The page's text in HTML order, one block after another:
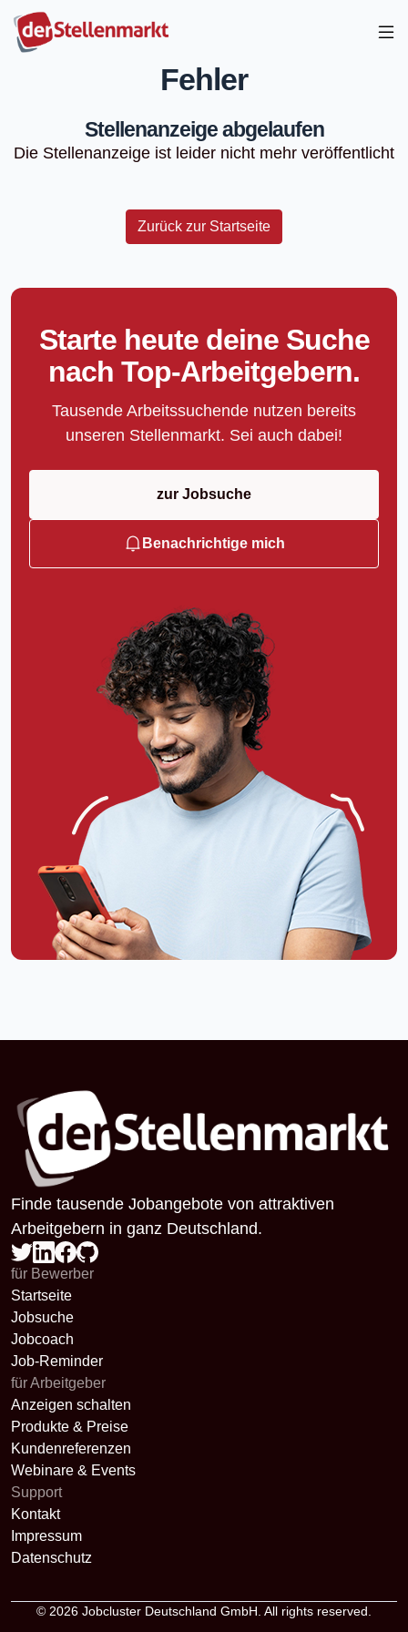
Fehler
Stellenanzeige abgelaufen
Die Stellenanzeige ist leider nicht mehr veröffentlicht
Zurück zur Startseite
Starte heute deine Suche
nach Top-Arbeitgebern.
Tausende Arbeitssuchende nutzen bereits
unseren Stellenmarkt. Sei auch dabei!
zur Jobsuche
Benachrichtige mich
Finde tausende Jobangebote von attraktiven
Arbeitgebern in ganz Deutschland.
für Bewerber
Startseite
Jobsuche
Jobcoach
Job-Reminder
für Arbeitgeber
Anzeigen schalten
Produkte & Preise
Kundenreferenzen
Webinare & Events
Support
Kontakt
Impressum
Datenschutz
© 2026 Jobcluster Deutschland GmbH. All rights reserved.